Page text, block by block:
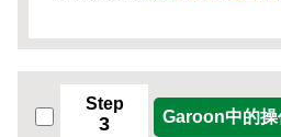
Step
3 Garoon中的操